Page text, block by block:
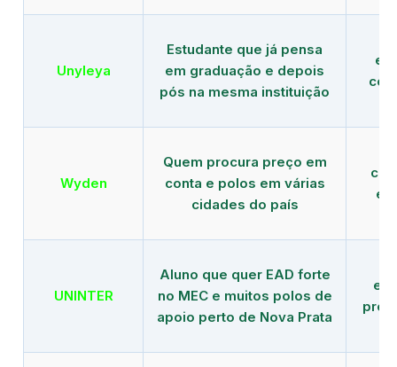
Unyleya
Estudante que já pensa
em graduação e depois
pós na mesma instituição
Wyden
Quem procura preço em
conta e polos em várias
cidades do país
UNINTER
Aluno que quer EAD forte
no MEC e muitos polos de
apoio perto de Nova Prata